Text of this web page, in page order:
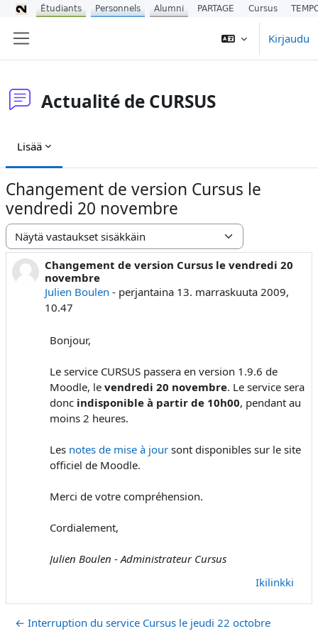
Kirjaudu
Actualité de CURSUS
Lisää
Changement de version Cursus le
vendredi 20 novembre
Näytön tila
Changement de version Cursus le vendredi 20
novembre
Julien Boulen - perjantaina 13. marraskuuta 2009,
10.47
Vastausten määrä: 0
Bonjour,
Le service CURSUS passera en version 1.9.6 de
Moodle, le vendredi 20 novembre. Le service sera
donc indisponible à partir de 10h00, pendant au
moins 2 heures.
Les notes de mise à jour sont disponibles sur le site
officiel de Moodle.
Merci de votre compréhension.
Cordialement,
Julien Boulen - Administrateur Cursus
Ikilinkki
← Interruption du service Cursus le jeudi 22 octobre
Étudiants Personnels Alumni PARTAGE Cursus